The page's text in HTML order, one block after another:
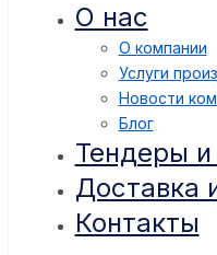
О нас
О компании
Услуги
Новости
Блог
Тендеры и
Доставка
Контакты